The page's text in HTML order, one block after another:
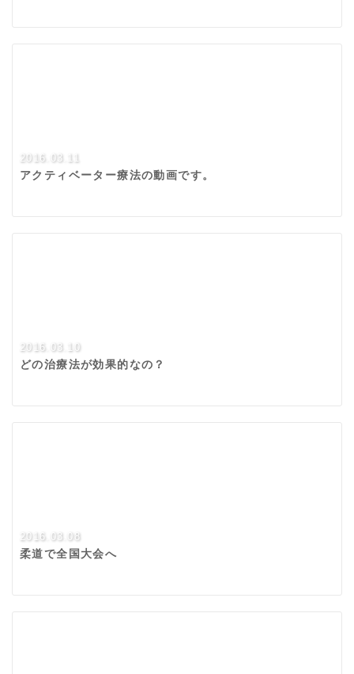
2016.03.11
アクティベーター療法の動画です。
2016.03.10
どの治療法が効果的なの？
2016.03.08
柔道で全国大会へ